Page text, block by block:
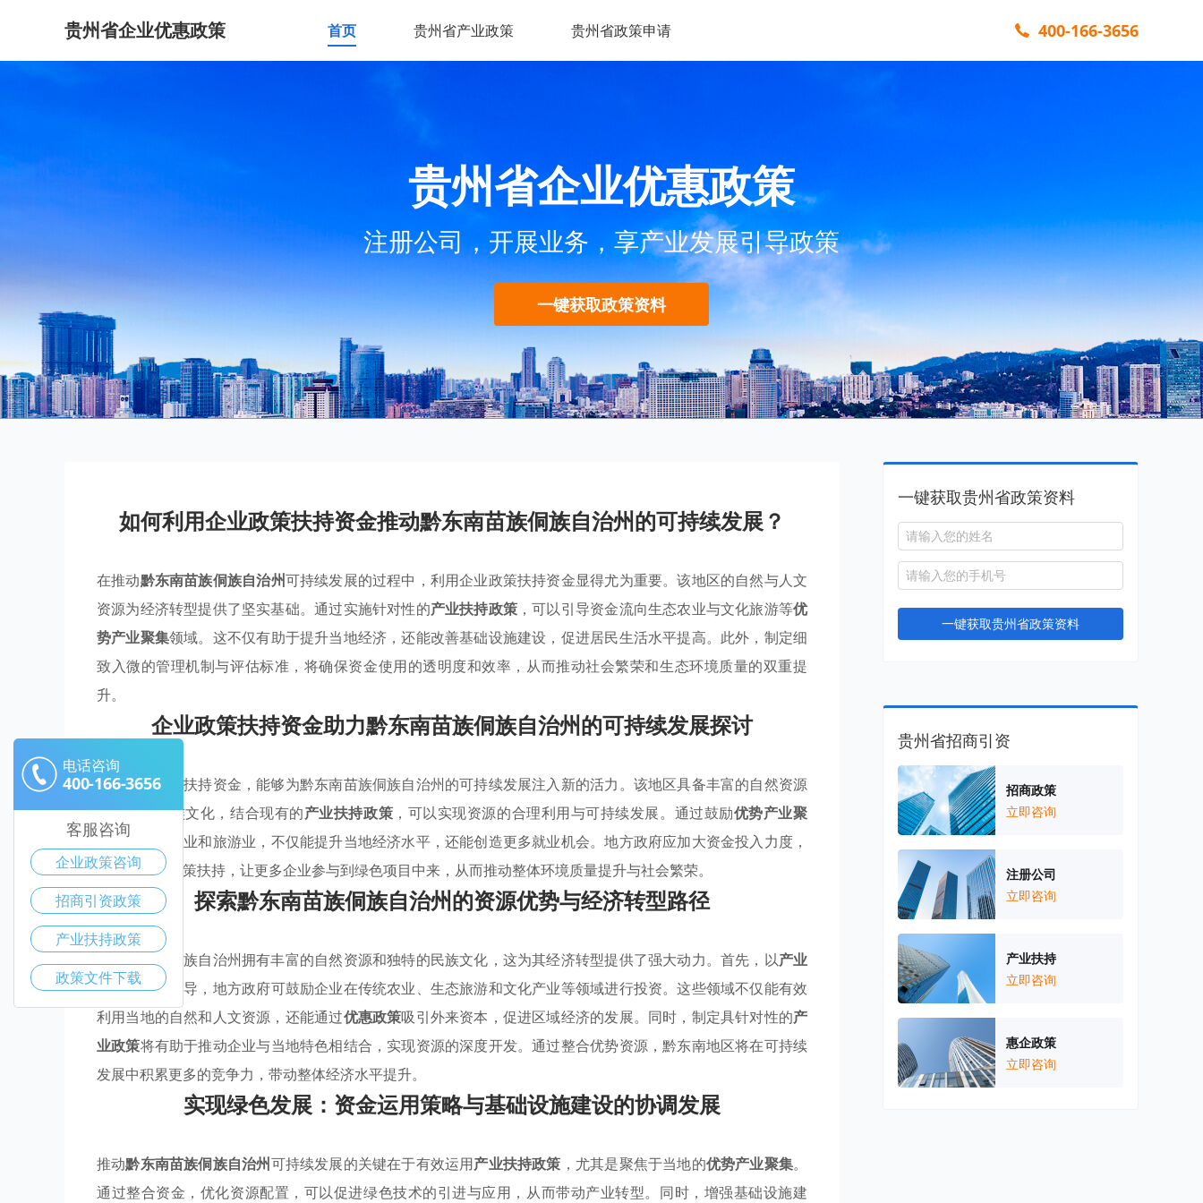
贵州省企业优惠政策 首页 贵州省产业政策 贵州省政策申请 400-166-3656
贵州省企业优惠政策
注册公司，开展业务，享产业发展引导政策
一键获取政策资料
如何利用企业政策扶持资金推动黔东南苗族侗族自治州的可持续发展？
在推动黔东南苗族侗族自治州可持续发展的过程中，利用企业政策扶持资金显得尤为重要。该地区的自然与人文
资源为经济转型提供了坚实基础。通过实施针对性的产业扶持政策 ，可以引导资金流向生态农业与文化旅游等优
势产业聚集领域。这不仅有助于提升当地经济，还能改善基础设施建设，促进居民生活水平提高。此外，制定细
致入微的管理机制与评估标准，将确保资金使用的透明度和效率，从而推动社会繁荣和生态环境质量的双重提
升。
企业政策扶持资金助力黔东南苗族侗族自治州的可持续发展探讨
利用企业政策扶持资金，能够为黔东南苗族侗族自治州的可持续发展注入新的活力。该地区具备丰富的自然资源
和独特的民族文化，结合现有的产业扶持政策 ，可以实现资源的合理利用与可持续发展。通过鼓励优势产业聚
集，如生态农业和旅游业，不仅能提升当地经济水平，还能创造更多就业机会。地方政府应加大资金投入力度，
并制定惠企政策扶持，让更多企业参与到绿色项目中来，从而推动整体环境质量提升与社会繁荣。
探索黔东南苗族侗族自治州的资源优势与经济转型路径
黔东南苗族侗族自治州拥有丰富的自然资源和独特的民族文化，这为其经济转型提供了强大动力。首先，以产业
扶持政策为引导，地方政府可鼓励企业在传统农业、生态旅游和文化产业等领域进行投资。这些领域不仅能有效
利用当地的自然和人文资源，还能通过优惠政策吸引外来资本，促进区域经济的发展。同时，制定具针对性的产
业政策将有助于推动企业与当地特色相结合，实现资源的深度开发。通过整合优势资源，黔东南地区将在可持续
发展中积累更多的竞争力，带动整体经济水平提升。
实现绿色发展：资金运用策略与基础设施建设的协调发展
推动黔东南苗族侗族自治州可持续发展的关键在于有效运用产业扶持政策 ，尤其是聚焦于当地的优势产业聚集。
通过整合资金，优化资源配置，可以促进绿色技术的引进与应用，从而带动产业转型。同时，增强基础设施建
一键获取贵州省政策资料
一键获取贵州省政策资料
贵州省招商引资
招商政策
立即咨询
注册公司
立即咨询
产业扶持
立即咨询
惠企政策
立即咨询
电话咨询
400-166-3656
客服咨询
企业政策咨询
招商引资政策
产业扶持政策
政策文件下载